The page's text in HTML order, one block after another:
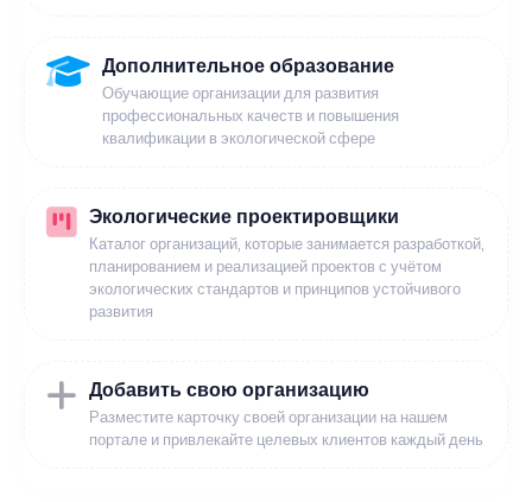
Дополнительное образование
Обучающие организации для развития
профессиональных качеств и повышения
квалификации в экологической сфере
Экологические проектировщики
Каталог организаций, которые занимается разработкой,
планированием и реализацией проектов с учётом
экологических стандартов и принципов устойчивого
развития
Добавить свою организацию
Разместите карточку своей организации на нашем
портале и привлекайте целевых клиентов каждый день